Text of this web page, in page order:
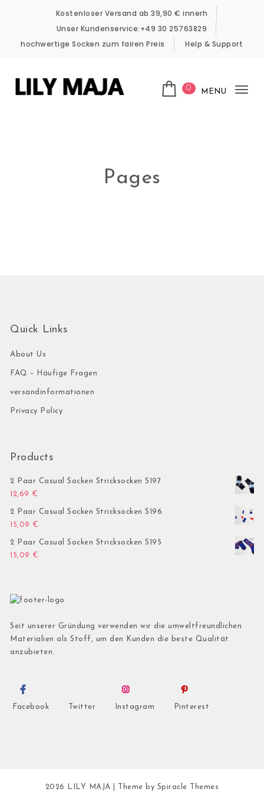
Kostenloser Versand ab 39,90 € innerh
Unser Kundenservice:+49 30 25763829
hochwertige Socken zum fairen Preis
Help & Support
0 MENU
Pages
Quick Links
About Us
FAQ – Häufige Fragen
versandinformationen
Privacy Policy
Products
2 Paar Casual Socken Stricksocken S197
12,69 €
2 Paar Casual Socken Stricksocken S196
15,09 €
2 Paar Casual Socken Stricksocken S195
15,09 €
Seit unserer Gründung verwenden wir die umweltfreundlichen
Materialien als Stoff, um den Kunden die beste Qualität
anzubieten.
Facebook Twitter Instagram Pinterest
2026 LILY MAJA | Theme by Spiracle Themes